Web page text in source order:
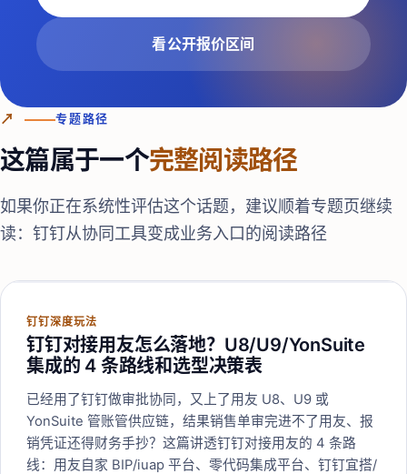
看公开报价区间
↗ 专题路径
这篇属于一个完整阅读路径
如果你正在系统性评估这个话题，建议顺着专题页继续
读： 钉钉从协同工具变成业务入口的阅读路径
钉钉深度玩法
钉钉对接用友怎么落地？U8/U9/YonSuite
集成的 4 条路线和选型决策表
已经用了钉钉做审批协同，又上了用友 U8、U9 或
YonSuite 管账管供应链，结果销售单审完进不了用友、报
销凭证还得财务手抄？这篇讲透钉钉对接用友的 4 条路
线：用友自家 BIP/iuap 平台、零代码集成平台、钉钉宜搭/